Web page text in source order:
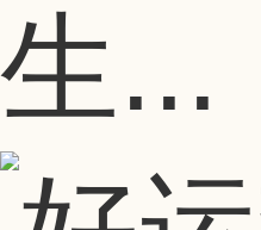
生...